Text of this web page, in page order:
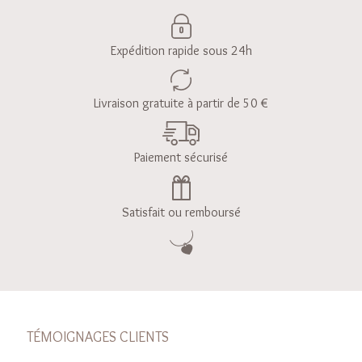
Expédition rapide sous 24h
Livraison gratuite à partir de 50 €
Paiement sécurisé
Satisfait ou remboursé
TÉMOIGNAGES CLIENTS